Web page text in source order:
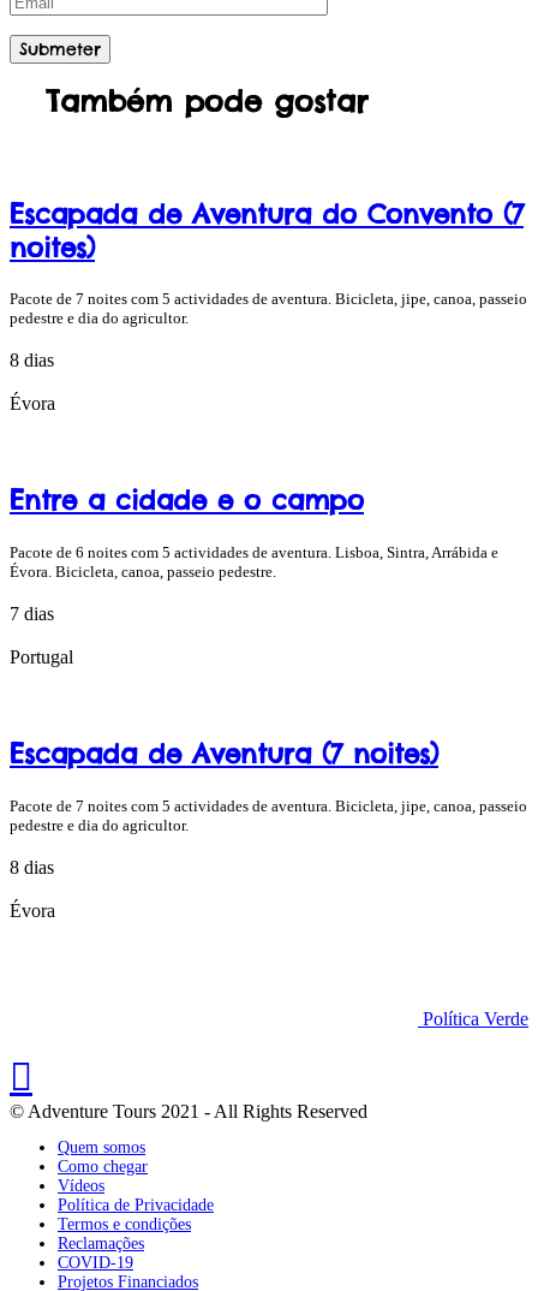
Também pode gostar
Escapada de Aventura do Convento (7
noites)
Pacote de 7 noites com 5 actividades de aventura. Bicicleta, jipe, canoa, passeio
pedestre e dia do agricultor.
8 dias
Évora
Entre a cidade e o campo
Pacote de 6 noites com 5 actividades de aventura. Lisboa, Sintra, Arrábida e
Évora. Bicicleta, canoa, passeio pedestre.
7 dias
Portugal
Escapada de Aventura (7 noites)
Pacote de 7 noites com 5 actividades de aventura. Bicicleta, jipe, canoa, passeio
pedestre e dia do agricultor.
8 dias
Évora
Política Verde
© Adventure Tours 2021 - All Rights Reserved
Quem somos
Como chegar
Vídeos
Política de Privacidade
Termos e condições
Reclamações
COVID-19
Projetos Financiados